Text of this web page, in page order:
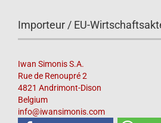
Importeur / EU-
Iwan Simonis S.A.
Rue de Renoupré 2
4821 Andrimont-Dison
Belgium
info@iwansimonis.com